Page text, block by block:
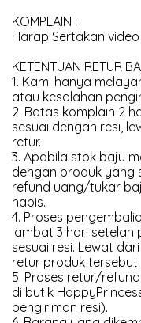
KOMPLAIN :
Harap Sertakan video
KETENTUAN RETUR
1. Kami hanya
atau kesalahan
2. Batas komplain 2
sesuai dengan resi,
retur.
3. Apabila stok baju
dengan produk yang
refund uang/tukar
habis.
4. Proses
lambat 3 hari setelah
sesuai resi. Lewat
retur produk tersebut.
5. Proses retur/
di butik
pengiriman resi).